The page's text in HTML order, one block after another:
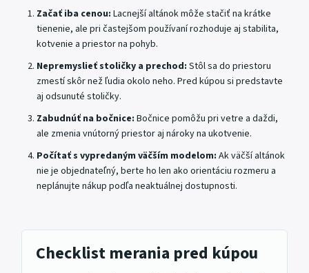
Začať iba cenou: Lacnejší altánok môže stačiť na krátke
tienenie, ale pri častejšom používaní rozhoduje aj stabilita,
kotvenie a priestor na pohyb.
Nepremyslieť stoličky a prechod: Stôl sa do priestoru
zmestí skôr než ľudia okolo neho. Pred kúpou si predstavte
aj odsunuté stoličky.
Zabudnúť na bočnice: Bočnice pomôžu pri vetre a daždi,
ale zmenia vnútorný priestor aj nároky na ukotvenie.
Počítať s vypredaným väčším modelom: Ak väčší altánok
nie je objednateľný, berte ho len ako orientáciu rozmeru a
neplánujte nákup podľa neaktuálnej dostupnosti.
Checklist merania pred kúpou